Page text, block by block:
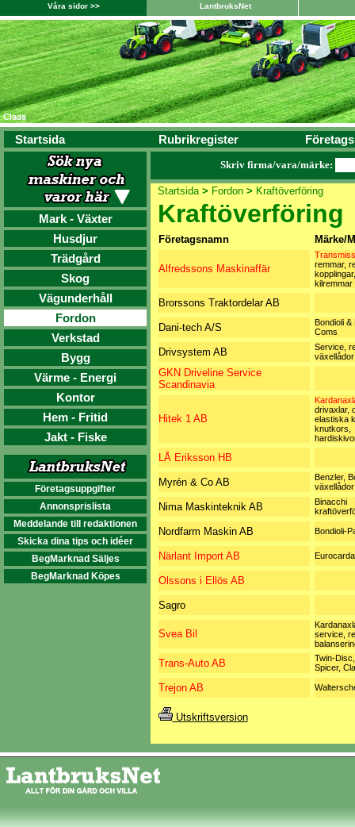
Våra sidor >> LantbruksNet
Startsida Rubrikregister
Mark - Växter
Husdjur
Trädgård
Skog
Vägunderhåll
Fordon
Verkstad
Bygg
Värme - Energi
Kontor
Hem - Fritid
Jakt - Fiske
Företagsuppgifter
Annonsprislista
Meddelande till redaktionen
Skicka dina tips och idéer
BegMarknad Säljes
BegMarknad Köpes
Skriv firma/vara/märke:
Startsida> Fordon > Kraftöverföring
Kraftöverföring
Företagsnamn Märke/
Alfredssons Maskinaffär
remmar,
kilremmar
Brorssons Traktordelar AB
Dani-tech A/S
Bondioli &
Coms
Drivsystem AB
Service,
växellådor
GKN Driveline Service
Scandinavia
Hitek 1 AB
drivaxlar,
elastiska
knutkors,
LÅ Eriksson HB
Myrén & Co AB
Benzler,
växellådor
Nima Maskinteknik AB
Binacchi
Nordfarm Maskin AB Bondioli-
Närlant Import AB
Olssons i Ellös AB
Sagro
Svea Bil
service,
Trans-Auto AB
Twin-
Spicer,
Trejon AB
Utskriftsversion